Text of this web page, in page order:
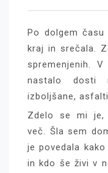
Po dolgem
kraj in srečala.
spremenjenih.
nastalo dosti
izboljšane,
Zdelo se mi je,
več. Šla sem
je povedala
in kdo še živi v